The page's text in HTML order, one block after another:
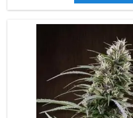
compactas, robustas y